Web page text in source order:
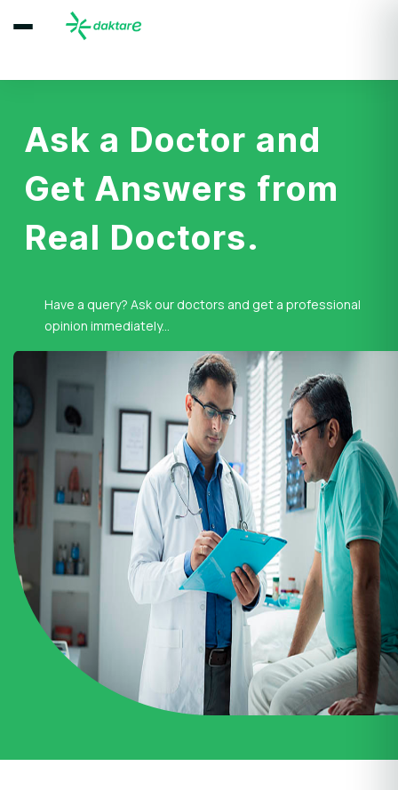
Ask a Doctor and
Get Answers from
Real Doctors.
Have a query? Ask our doctors and get a professional
opinion immediately...